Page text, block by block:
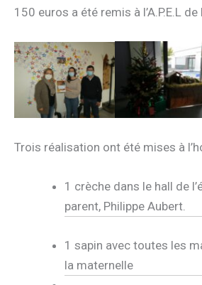
150 euros a été remis à l’A.P.E.L de
Trois réalisation ont été mises à
1 crèche dans le hall de
parent, Philippe Aubert.
1 sapin avec toutes les
la maternelle